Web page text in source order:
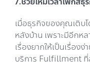
เมื่อธุรกิจของคุณเติบ
หลังบ้าน เพราะมีอีกห
เรื่องยากให้เป็นเรื่อง
บริการ Fulfillment